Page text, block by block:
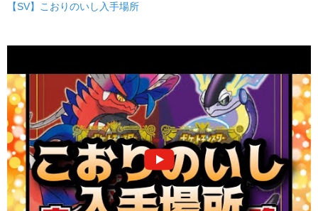
【SV】こおりのいし入手場所